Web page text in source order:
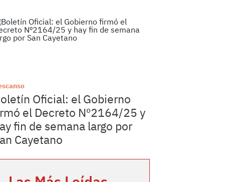
Oficial: el Gobierno
el Decreto Nº2164/25 y
fin de semana largo por
Cayetano